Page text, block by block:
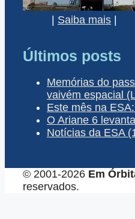
| Saiba mais |
Últimos posts
Memórias do
vaivém espacial
Este mês na
O Ariane 6
Notícias da ESA
© 2001-2026 Em
reservados.